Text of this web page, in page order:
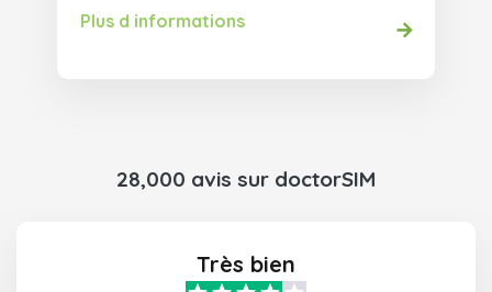
Plus d informations
28,000 avis sur doctorSIM
Très bien